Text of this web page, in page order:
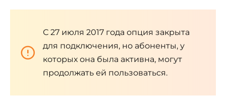
С 27 июля 2017 года опция закрыта
для подключения, но абоненты, у
которых она была активна, могут
продолжать ей пользоваться.